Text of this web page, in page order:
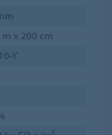
m x 200 cm
Y